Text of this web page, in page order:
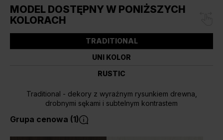
MODEL DOSTĘPNY W PONIŻSZYCH
KOLORACH
TRADITIONAL
UNI KOLOR
RUSTIC
Traditional - dekory z wyraźnym rysunkiem drewna,
drobnymi sękami i subtelnym kontrastem
Grupa cenowa (1)